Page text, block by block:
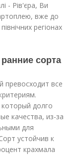
- Рів'єра, Ви
вже до
регіонах
сорта
превосходит все
долго
качества, из-за
для
устойчив к
крахмала